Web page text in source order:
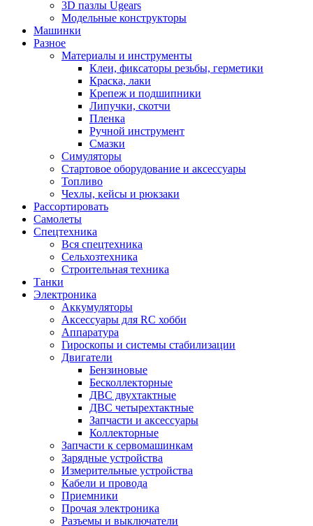
3D пазлы Ugears
Модельные конструкторы
Машинки
Разное
Материалы и инструменты
Клеи, фиксаторы резьбы, герметики
Краска, лаки
Крепеж и подшипники
Липучки, скотчи
Пленка
Ручной инструмент
Смазки
Симуляторы
Стартовое оборудование и аксессуары
Топливо
Чехлы, кейсы и рюкзаки
Рассортировать
Самолеты
Спецтехника
Вся спецтехника
Сельхозтехника
Строительная техника
Танки
Электроника
Аккумуляторы
Аксессуары для RC хобби
Аппаратура
Гироскопы и системы стабилизации
Двигатели
Бензиновые
Бесколлекторные
ДВС двухтактные
ДВС четырехтактные
Запчасти и аксессуары
Коллекторные
Запчасти к сервомашинкам
Зарядные устройства
Измерительные устройства
Кабели и провода
Приемники
Прочая электроника
Разъемы и выключатели